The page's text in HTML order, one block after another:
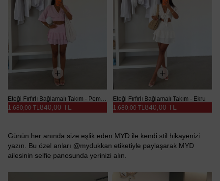
Eteği Fırfırlı Bağlamalı Takım - Pembe
840,00 TL
1.680,00 TL
Eteği Fırfırlı Bağlamalı Takım - Ekru
840,00 TL
1.680,00 TL
Günün her anında size eşlik eden MYD ile kendi stil hikayenizi
yazın. Bu özel anları @mydukkan etiketiyle paylaşarak MYD
ailesinin selfie panosunda yerinizi alın.